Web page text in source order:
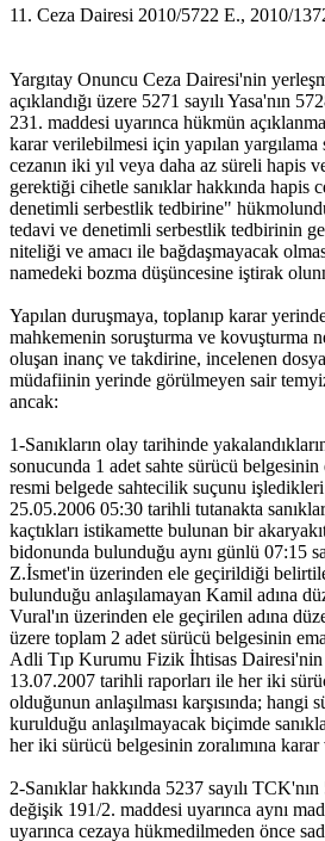
11. Ceza Dairesi 2010/5722 E., 2010/
Yargıtay Onuncu Ceza Dairesi'nin
açıklandığı üzere 5271 sayılı Yasa'nın
231. maddesi uyarınca hükmün
karar verilebilmesi için yapılan
cezanın iki yıl veya daha az süreli hapis
gerektiği cihetle sanıklar hakkında hapis
denetimli serbestlik tedbirine"
tedavi ve denetimli serbestlik tedbirinin
niteliği ve amacı ile bağdaşmayacak
namedeki bozma düşüncesine iştirak
Yapılan duruşmaya, toplanıp karar
mahkemenin soruşturma ve kovuşturma
oluşan inanç ve takdirine, incelenen
müdafiinin yerinde görülmeyen sair
ancak:
1-Sanıkların olay tarihinde
sonucunda 1 adet sahte sürücü
resmi belgede sahtecilik suçunu
25.05.2006 05:30 tarihli tutanakta
kaçtıkları istikamette bulunan bir
bidonunda bulunduğu aynı günlü 07:15
Z.İsmet'in üzerinden ele geçirildiği
bulunduğu anlaşılamayan Kamil adına
Vural'ın üzerinden ele geçirilen adına
üzere toplam 2 adet sürücü belgesinin
Adli Tıp Kurumu Fizik İhtisas
13.07.2007 tarihli raporları ile her iki
olduğunun anlaşılması karşısında; hangi
kurulduğu anlaşılmayacak biçimde
her iki sürücü belgesinin zoralımına
2-Sanıklar hakkında 5237 sayılı TCK'nın
değişik 191/2. maddesi uyarınca aynı
uyarınca cezaya hükmedilmeden önce